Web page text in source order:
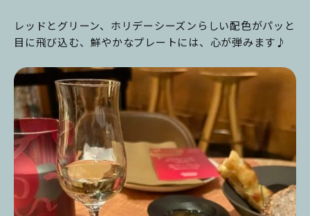
レッドとグリーン、ホリデーシーズンらしい配色がパッと
目に飛び込む、鮮やかなプレートには、心が弾みます♪